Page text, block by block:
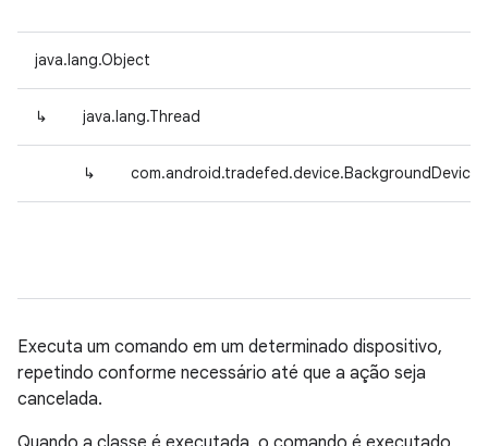
java.lang.Object
↳ java.lang.Thread
↳
Executa um comando em um determinado dispositivo,
repetindo conforme necessário até que a ação seja
cancelada.